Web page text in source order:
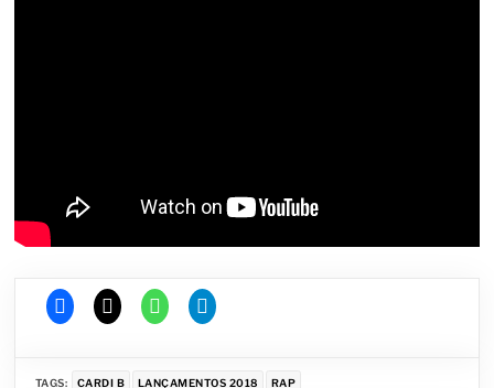
TAGS: CARDI B LANÇAMENTOS 2018 RAP